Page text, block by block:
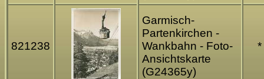
821238
Garmisch-
Partenkirchen -
Wankbahn - Foto-
Ansichtskarte
(G24365y)
*